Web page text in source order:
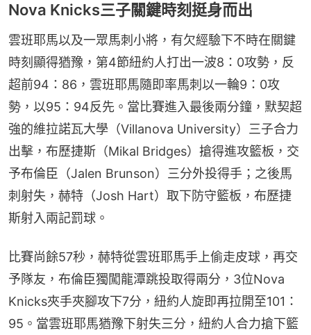
Nova Knicks三子關鍵時刻挺身而出
雲班耶馬以及一眾馬刺小將，有欠經驗下不時在關鍵
時刻顯得猶豫，第4節紐約人打出一波8：0攻勢，反
超前94：86，雲班耶馬隨即率馬刺以一輪9：0攻
勢，以95：94反先。當比賽進入最後兩分鐘，默契超
強的維拉諾瓦大學（Villanova University）三子合力
出擊，布歷捷斯（Mikal Bridges）搶得進攻籃板，交
予布倫臣（Jalen Brunson）三分外投得手；之後馬
刺射失，赫特（Josh Hart）取下防守籃板，布歷捷
斯射入兩記罰球。
比賽尚餘57秒，赫特從雲班耶馬手上偷走皮球，再交
予隊友，布倫臣獨闖龍潭跳投取得兩分，3位Nova
Knicks夾手夾腳攻下7分，紐約人旋即再拉開至101：
95。當雲班耶馬猶豫下射失三分，紐約人合力搶下籃